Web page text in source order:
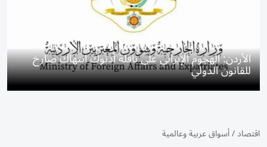
الأردن: الهجوم الإيراني على ناقلة أدنوك انتهاك صارخ
للقانون الدولي
اقتصاد/أسواق عربية وعالمية